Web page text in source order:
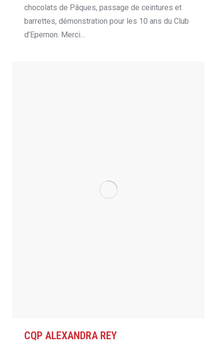
chocolats de Pâques, passage de ceintures et
barrettes, démonstration pour les 10 ans du Club
d’Epernon. Merci…
CQP ALEXANDRA REY